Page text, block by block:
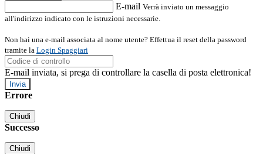
E-mail Verrà inviato un messaggio
all'indirizzo indicato con le istruzioni necessarie.
Non hai una e-mail associata al nome utente? Effettua il reset della password
tramite la Login Spaggiari
E-mail inviata, si prega di controllare la casella di posta elettronica!
Errore
Chiudi
Successo
Chiudi